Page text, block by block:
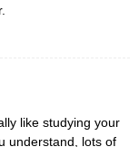
like studying your
understand, lots of